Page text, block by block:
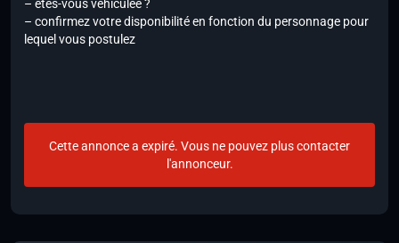
– êtes-vous véhiculée ?
– confirmez votre disponibilité en fonction du personnage pour
lequel vous postulez
Cette annonce a expiré. Vous ne pouvez plus contacter
l'annonceur.